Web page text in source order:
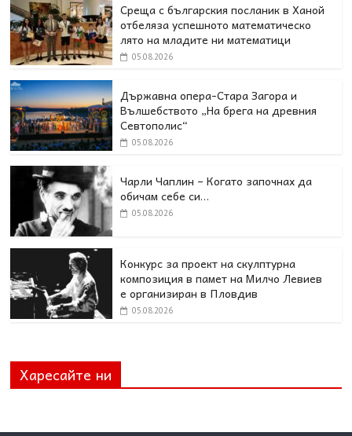
Среща с българския посланик в Ханой
отбеляза успешното математическо
лято на младите ни математици
05.08.2026
Държавна опера-Стара Загора и
Вълшебството „На брега на древния
Севтополис“
05.08.2026
Чарли Чаплин – Когато започнах да
обичам себе си…
05.08.2026
Конкурс за проект на скулптурна
композиция в памет на Милчо Левиев
е организиран в Пловдив
05.08.2026
Харесайте ни